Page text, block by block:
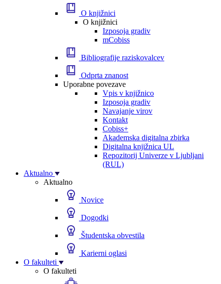
O knjižnici
O knjižnici
Izposoja gradiv
mCobiss
Bibliografije raziskovalcev
Odprta znanost
Uporabne povezave
Vpis v knjižnico
Izposoja gradiv
Navajanje virov
Kontakt
Cobiss+
Akademska digitalna zbirka
Digitalna knjižnica UL
Repozitorij Univerze v Ljubljani
(RUL)
Aktualno
Aktualno
Novice
Dogodki
Študentska obvestila
Karierni oglasi
O fakulteti
O fakulteti